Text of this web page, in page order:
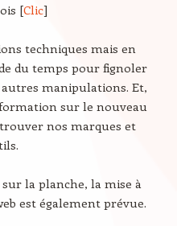
[Clic]
techniques mais en
du temps pour fignoler
manipulations. Et,
sur le nouveau
nos marques et
la planche, la mise à
est également prévue.